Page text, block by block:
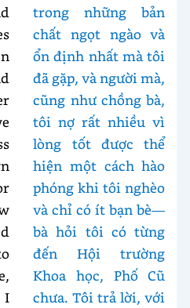
trong những bản
chất ngọt ngào và
ổn định nhất mà tôi
đã gặp, và người mà,
cũng như chồng bà,
tôi nợ rất nhiều vì
lòng tốt được thể
hiện một cách hào
phóng khi tôi nghèo
và chỉ có ít bạn bè—
bà hỏi tôi có từng
đến Hội trường
Khoa học, Phố Cũ
chưa. Tôi trả lời, với